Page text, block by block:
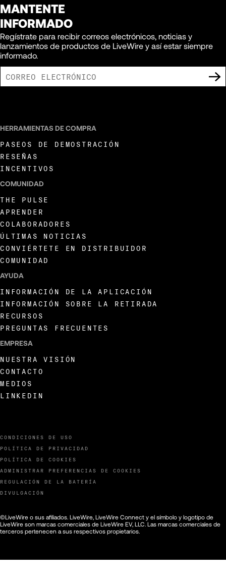
MANTENTE
INFORMADO
Regístrate para recibir correos electrónicos, noticias y
lanzamientos de productos de LiveWire y así estar siempre
informado.
CONDICIONES DE USO
POLÍTICA DE PRIVACIDAD
POLÍTICA DE COOKIES
ADMINISTRAR PREFERENCIAS DE COOKIES
REGULACIÓN DE LA BATERÍA
DIVULGACIÓN
HERRAMIENTAS DE COMPRA
PASEOS DE DEMOSTRACIÓN
RESEÑAS
INCENTIVOS
COMUNIDAD
THE PULSE
APRENDER
COLABORADORES
ÚLTIMAS NOTICIAS
CONVIÉRTETE EN DISTRIBUIDOR
COMUNIDAD
AYUDA
INFORMACIÓN DE LA APLICACIÓN
INFORMACIÓN SOBRE LA RETIRADA
RECURSOS
PREGUNTAS FRECUENTES
EMPRESA
NUESTRA VISIÓN
CONTACTO
MEDIOS
LINKEDIN
©LiveWire o sus afiliados. LiveWire, LiveWire Connect y el símbolo y logotipo de
LiveWire son marcas comerciales de LiveWire EV, LLC. Las marcas comerciales de
terceros pertenecen a sus respectivos propietarios.